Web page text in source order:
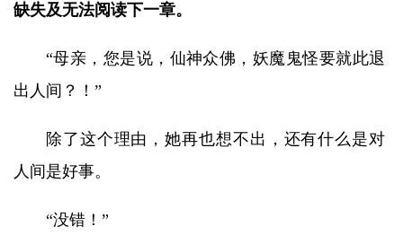
缺失及无法阅读下一章。
“母亲，您是说，仙神众佛，妖魔鬼怪要就此退
出人间？！”
除了这个理由，她再也想不出，还有什么是对
人间是好事。
“没错！”